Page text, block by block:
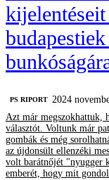
‎PS RIPORT 2024
Azt már megszokhattuk,
választót. Voltunk már
gombák és még
az újdonsült ellenzéki
volt barátnőjét "nyugger
emberét, hogy mit